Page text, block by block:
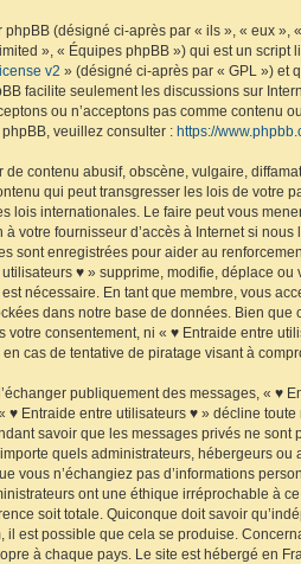
(désigné ci-après par « ils », « eux »,
», « Équipes phpBB ») qui est un script
v2 » (désigné ci-après par « GPL ») et
facilite seulement les discussions sur
ou n’acceptons pas comme contenu
veuillez consulter : https://
contenu abusif, obscène, vulgaire,
qui peut transgresser les lois de votre
lois internationales. Le faire peut vous
votre fournisseur d’accès à Internet si
sont enregistrées pour aider au
♥ » supprime, modifie, déplace ou
nécessaire. En tant que membre, vous
dans notre base de données. Bien que
votre consentement, ni « ♥ Entraide entre
cas de tentative de piratage visant à
publiquement des messages, « ♥
♥ Entraide entre utilisateurs ♥ » décline
savoir que les messages privés ne sont
quels administrateurs, hébergeurs
vous n’échangiez pas d’informations
ont une éthique irréprochable à
soit totale. Quiconque doit savoir
il est possible que cela se produise.
à chaque pays. Le site est hébergé en